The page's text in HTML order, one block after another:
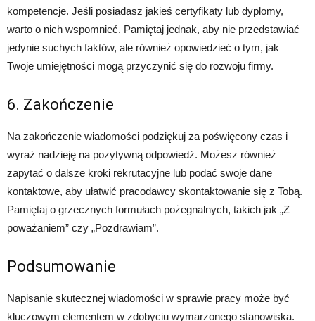
kompetencje. Jeśli posiadasz jakieś certyfikaty lub dyplomy,
warto o nich wspomnieć. Pamiętaj jednak, aby nie przedstawiać
jedynie suchych faktów, ale również opowiedzieć o tym, jak
Twoje umiejętności mogą przyczynić się do rozwoju firmy.
6. Zakończenie
Na zakończenie wiadomości podziękuj za poświęcony czas i
wyraź nadzieję na pozytywną odpowiedź. Możesz również
zapytać o dalsze kroki rekrutacyjne lub podać swoje dane
kontaktowe, aby ułatwić pracodawcy skontaktowanie się z Tobą.
Pamiętaj o grzecznych formułach pożegnalnych, takich jak „Z
poważaniem” czy „Pozdrawiam”.
Podsumowanie
Napisanie skutecznej wiadomości w sprawie pracy może być
kluczowym elementem w zdobyciu wymarzonego stanowiska.